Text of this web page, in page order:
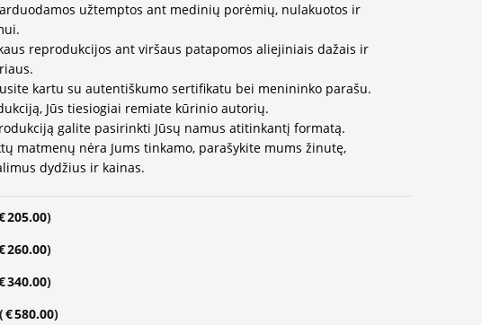
užtemptos ant medinių porėmių, nulakuotos ir
reprodukcijos ant viršaus patapomos aliejiniais dažais ir
kartu su autentiškumo sertifikatu bei menininko parašu.
Jūs tiesiogiai remiate kūrinio autorių.
galite pasirinkti Jūsų namus atitinkantį formatą.
matmenų nėra Jums tinkamo, parašykite mums žinutę,
dydžius ir kainas.
205.00)
260.00)
340.00)
€580.00)